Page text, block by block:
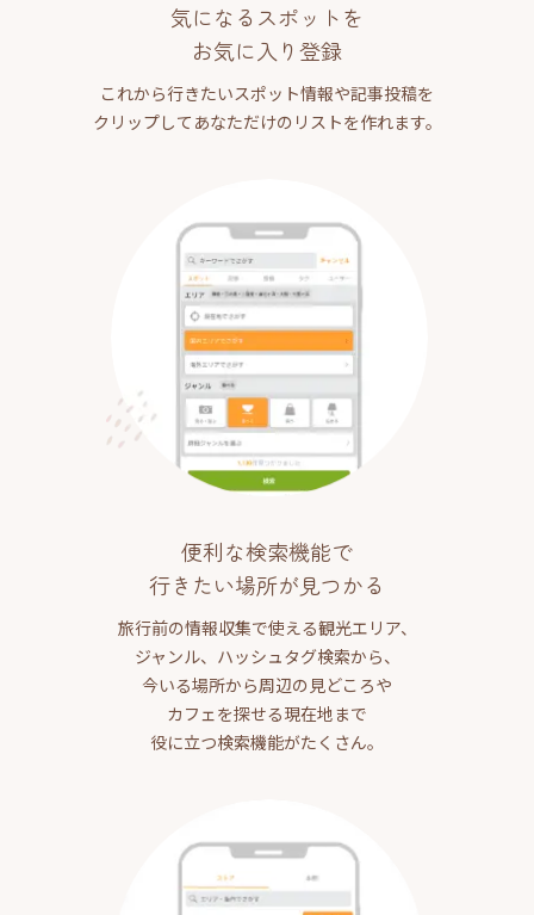
気になるスポットを
お気に入り登録
これから行きたいスポット情報や記事投稿を
クリップしてあなただけのリストを作れます。
便利な検索機能で
行きたい場所が見つかる
旅行前の情報収集で使える観光エリア、
ジャンル、ハッシュタグ検索から、
今いる場所から周辺の見どころや
カフェを探せる現在地まで
役に立つ検索機能がたくさん。